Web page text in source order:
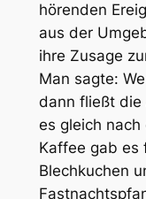
hörenden
aus der
ihre Zusage
Man sagte:
dann fließt
es gleich
Kaffee gab es
Blechkuchen